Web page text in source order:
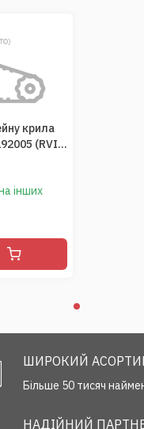
крила
(RVI /
інших
ШИРОКИЙ
Більше 50 тисяч
НАДІЙНИЙ